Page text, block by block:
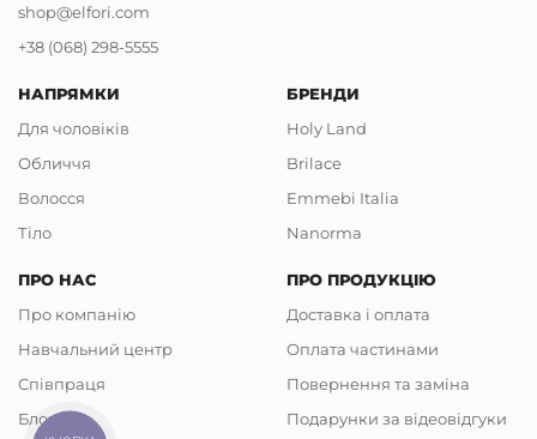
shop@elfori.com
+38 (068) 298-5555
НАПРЯМКИ
Для чоловіків
Обличчя
Волосся
Тіло
БРЕНДИ
Holy Land
Brilace
Emmebi Italia
Nanorma
ПРО НАС
Про компанію
Навчальний центр
Співпраця
Блог
ПРО ПРОДУКЦІЮ
Доставка і оплата
Оплата частинами
Повернення та заміна
Подарунки за відеовідгуки